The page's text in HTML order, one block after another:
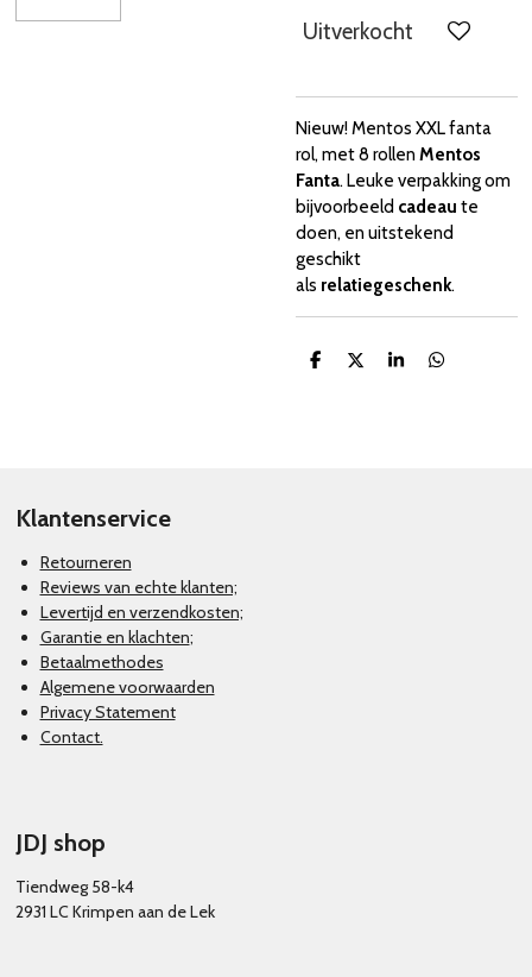
Uitverkocht
Nieuw! Mentos XXL fanta
rol, met 8 rollenMentos
Fanta. Leuke verpakking om
bijvoorbeeld cadeau te
doen, en uitstekend
geschikt
als relatiegeschenk.
D
D
S
D
Klantenservice
Retourneren
Reviews van echte klanten;
Levertijd en verzendkosten;
Garantie en klachten;
Betaalmethodes
Algemene voorwaarden
Privacy Statement
Contact.
JDJ shop
Tiendweg 58-k4
2931 LC Krimpen aan de Lek